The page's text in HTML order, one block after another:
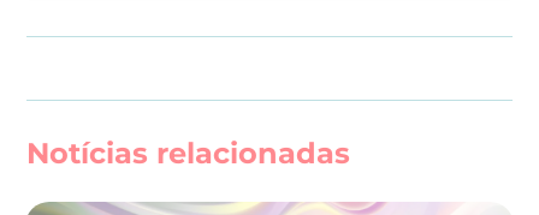
Notícias relacionadas